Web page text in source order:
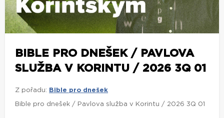
BIBLE PRO DNEŠEK / PAVLOVA
SLUŽBA V KORINTU / 2026 3Q 01
Z pořadu: Bible pro dnešek
Bible pro dnešek / Pavlova služba v Korintu / 2026 3Q 01